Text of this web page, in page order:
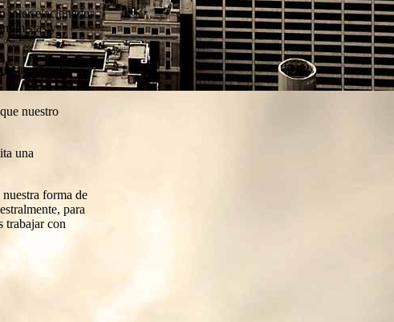
interrelacionados
y
secreto
nuestro
una
forma de
para
trabajar con